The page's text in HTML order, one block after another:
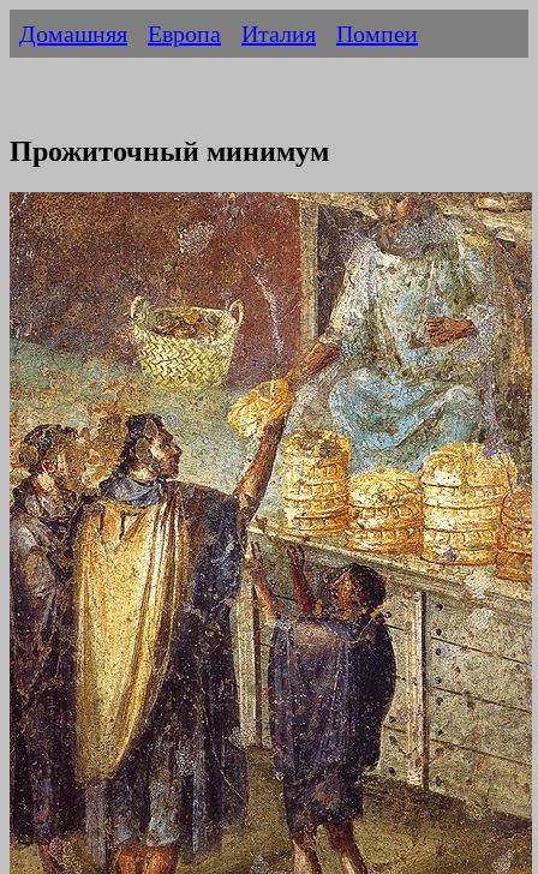
Домашняя Европа Италия Помпеи
Прожиточный минимум